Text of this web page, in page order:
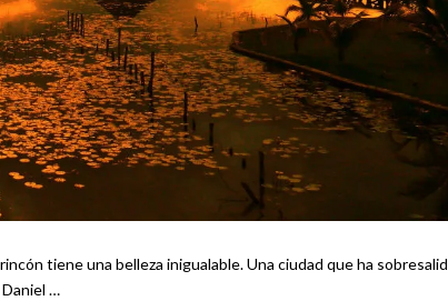
tiene una belleza inigualable. Una ciudad que ha
por su magnífica calidad de vida y es Guadalajara. Te recomendamos: Daniel …